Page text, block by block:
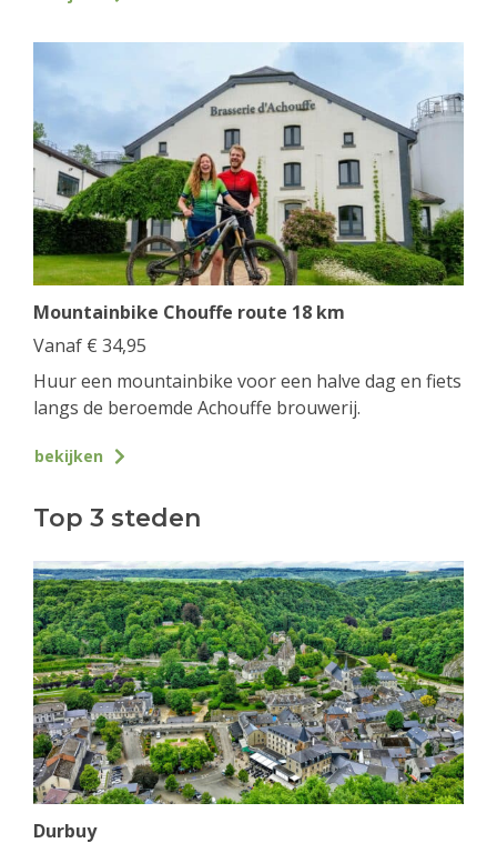
Mountainbike Chouffe route 18 km
Vanaf € 34,95
Huur een mountainbike voor een halve dag en fiets
langs de beroemde Achouffe brouwerij.
bekijken
Top 3 steden
Durbuy